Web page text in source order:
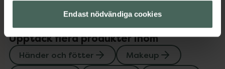
Endast nödvändiga cookies
Upptäck flera produkter inom
Händer och fötter
Makeup